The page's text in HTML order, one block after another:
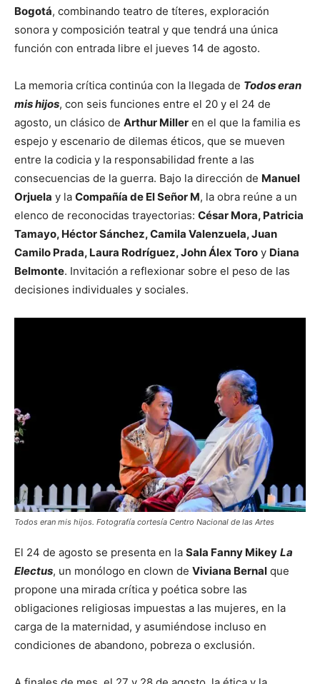
Bogotá, combinando teatro de títeres, exploración
sonora y composición teatral y que tendrá una única
función con entrada libre el jueves 14 de agosto.
La memoria crítica continúa con la llegada de Todos eran
mis hijos, con seis funciones entre el 20 y el 24 de
agosto, un clásico de Arthur Miller en el que la familia es
espejo y escenario de dilemas éticos, que se mueven
entre la codicia y la responsabilidad frente a las
consecuencias de la guerra. Bajo la dirección de Manuel
Orjuela y la Compañía de El Señor M, la obra reúne a un
elenco de reconocidas trayectorias: César Mora, Patricia
Tamayo, Héctor Sánchez, Camila Valenzuela, Juan
Camilo Prada, Laura Rodríguez, John Álex Toro y Diana
Belmonte. Invitación a reflexionar sobre el peso de las
decisiones individuales y sociales.
Todos eran mis hijos. Fotografía cortesía Centro Nacional de las Artes
El 24 de agosto se presenta en la Sala Fanny Mikey La
Electus, un monólogo en clown de Viviana Bernal que
propone una mirada crítica y poética sobre las
obligaciones religiosas impuestas a las mujeres, en la
carga de la maternidad, y asumiéndose incluso en
condiciones de abandono, pobreza o exclusión.